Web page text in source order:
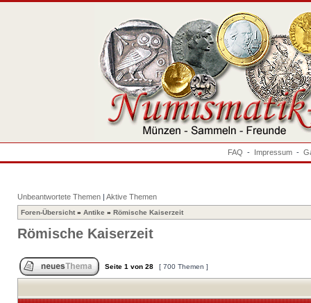
FAQ - Impressum -
Unbeantwortete Themen | Aktive Themen
Foren-Übersicht » Antike » Römische Kaiserzeit
Römische Kaiserzeit
Seite 1 von 28 [ 700 Themen ]